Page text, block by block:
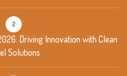
Driving Innovation with Clean
Solutions
2